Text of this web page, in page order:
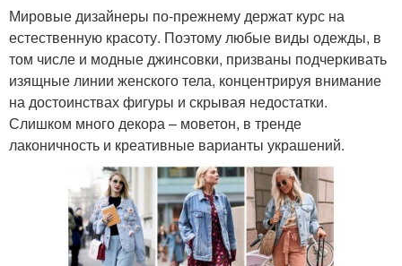
Мировые дизайнеры по-прежнему держат курс на
естественную красоту. Поэтому любые виды одежды, в
том числе и модные джинсовки, призваны подчеркивать
изящные линии женского тела, концентрируя внимание
на достоинствах фигуры и скрывая недостатки.
Слишком много декора – моветон, в тренде
лаконичность и креативные варианты украшений.